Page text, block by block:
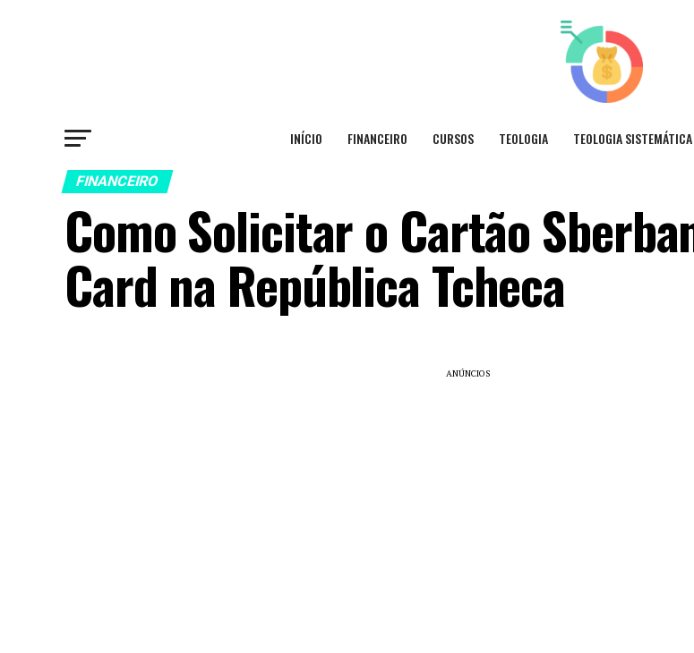
INÍCIO FINANCEIRO CURSOS TEOLOGIA TEOLOGIA SISTEMÁTICA
FINANCEIRO
Como Solicitar o Cartão
Card na República Tcheca
ANÚNCIOS